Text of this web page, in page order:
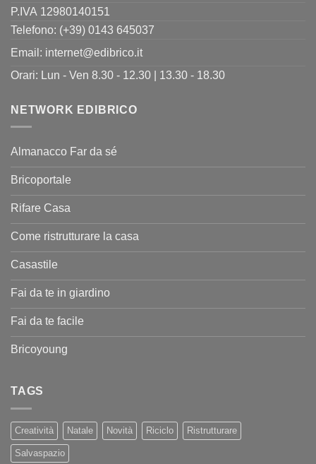
P.IVA 12980140151
Telefono: (+39) 0143 645037
Email: internet@edibrico.it
Orari: Lun - Ven 8.30 - 12.30 | 13.30 - 18.30
NETWORK EDIBRICO
Almanacco Far da sé
Bricoportale
Rifare Casa
Come ristrutturare la casa
Casastile
Fai da te in giardino
Fai da te facile
Bricoyoung
TAGS
Creatività Natale Novità Riciclo Ristrutturare
Salvaspazio